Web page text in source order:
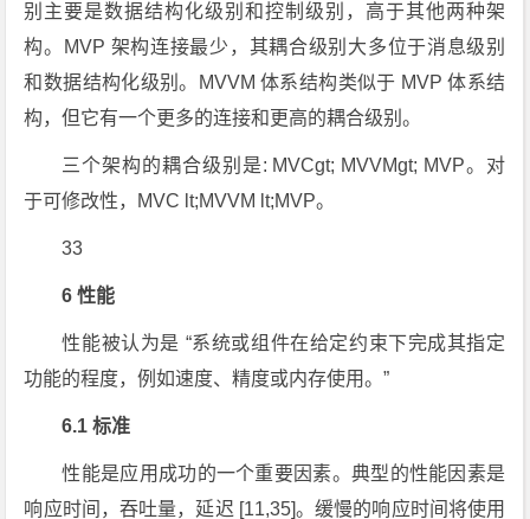
别主要是数据结构化级别和控制级别，高于其他两种架
构。MVP 架构连接最少，其耦合级别大多位于消息级别
和数据结构化级别。MVVM 体系结构类似于 MVP 体系结
构，但它有一个更多的连接和更高的耦合级别。
三个架构的耦合级别是: MVCgt; MVVMgt; MVP。对
于可修改性，MVC lt;MVVM lt;MVP。
33
6 性能
性能被认为是 “系统或组件在给定约束下完成其指定
功能的程度，例如速度、精度或内存使用。”
6.1 标准
性能是应用成功的一个重要因素。典型的性能因素是
响应时间，吞吐量，延迟 [11,35]。缓慢的响应时间将使用